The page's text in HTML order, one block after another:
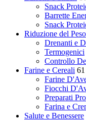
Snack
Barrette
Snack
Riduzione del Peso
Drenanti e
Termogenici
Controllo
Farine e Cereali 61
Farine
Fiocchi
Preparati
Farina e
Salute e Benessere